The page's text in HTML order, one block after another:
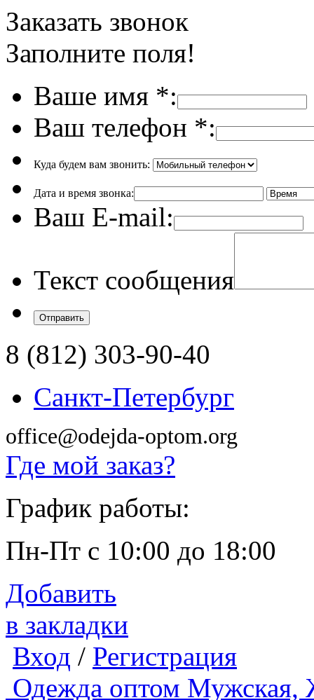
Заказать звонок
Заполните поля!
Ваше имя *:
Ваш телефон *:
Куда будем вам звонить:
Дата и время звонка:
Ваш E-mail:
Текст сообщения
8 (812) 303-90-40
Санкт-Петербург
office@odejda-optom.org
Где мой заказ?
График работы:
Пн-Пт с 10:00 до 18:00
Добавить
в закладки
Вход / Регистрация
Одежда оптом Мужская,